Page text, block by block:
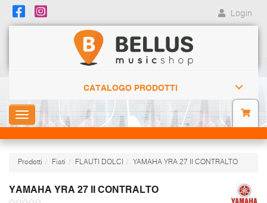
Login
CATALOGO PRODOTTI
Toggle
navigation
Prodotti Fiati FLAUTI DOLCI YAMAHA YRA 27 II CONTRALTO
YAMAHA YRA 27 II CONTRALTO